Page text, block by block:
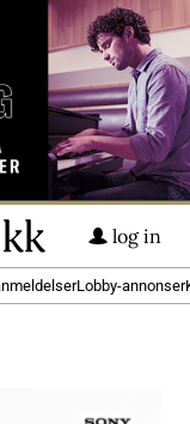
log in
Lobby-annonser